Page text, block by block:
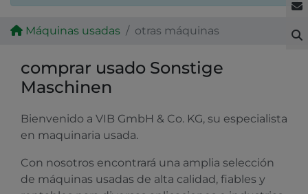
Máquinas usadas otras máquinas
comprar usado Sonstige
Maschinen
Bienvenido a VIB GmbH & Co. KG, su especialista
en maquinaria usada.
Con nosotros encontrará una amplia selección
de máquinas usadas de alta calidad, fiables y